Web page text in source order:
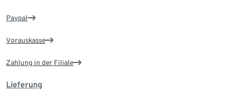
Paypal
Vorauskasse
Zahlung in der Filiale
Lieferung